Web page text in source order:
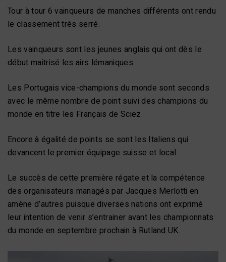
Tour à tour 6 vainqueurs de manches différents ont rendu
le classement très serré.
Les vainqueurs sont les jeunes anglais qui ont dès le
début maitrisé les airs lémaniques.
Les Portugais vice-champions du monde sont seconds
avec le même nombre de point suivi des champions du
monde en titre les Français de Sciez.
Encore à égalité de points se sont les Italiens qui
devancent le premier équipage suisse et local.
Le succès de cette première régate et la compétence
des organisateurs managés par Jacques Merlotti en
amène d’autres puisque diverses nations ont exprimé
leur intention de venir s’entrainer avant les championnats
du monde en septembre prochain à Rutland UK.